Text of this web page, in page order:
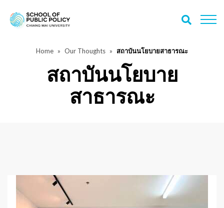
Home Our Thoughts สถาบันนโยบายสาธารณะ
สถาบันนโยบาย
สาธารณะ